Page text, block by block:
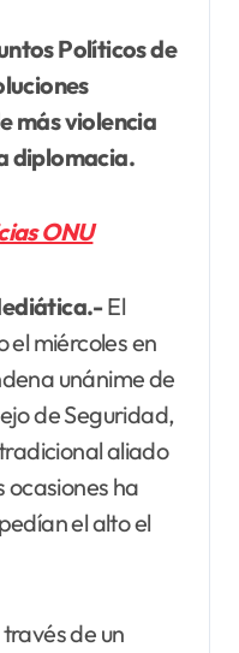
Políticos de
más violencia
diplomacia.
ONU
El
miércoles en
unánime de
de Seguridad,
aliado
ocasiones ha
el alto el
de un